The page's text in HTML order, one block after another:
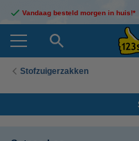
Vandaag besteld morgen in huis!*
Stofzuigerzakken